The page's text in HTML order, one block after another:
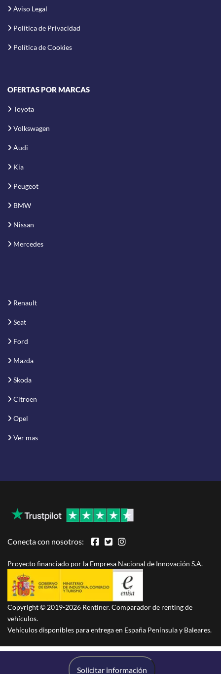
Solicitar información
Aviso Legal
Política de Privacidad
Política de Cookies
OFERTAS POR MARCAS
Toyota
Volkswagen
Audi
Kia
Peugeot
BMW
Nissan
Mercedes
Renault
Seat
Ford
Mazda
Skoda
Citroen
Opel
Ver mas
Conecta con nosotros:
Proyecto financiado por la Empresa Nacional de Innovación S.A.
Copyright © 2019-2026 Rentiner. Comparador de renting de
vehículos.
Vehículos disponibles para entrega en España Península y Baleares.